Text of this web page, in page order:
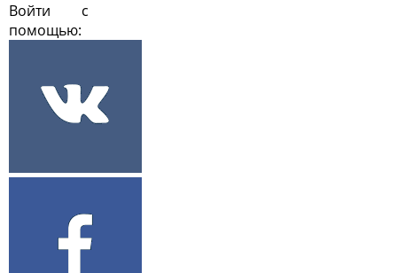
Войти с
помощью: